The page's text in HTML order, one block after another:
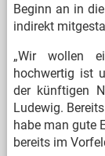
Beginn an in
indirekt
„Wir wollen
hochwertig ist
der künftigen
Ludewig.
habe man gute
bereits im